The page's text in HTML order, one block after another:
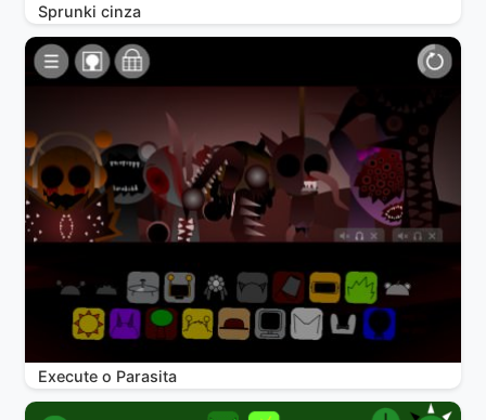
Sprunki cinza
Execute o Parasita